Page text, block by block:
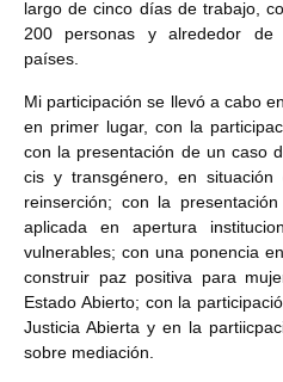
largo de cinco días de trabajo,
200 personas y alrededor de
países.
Mi participación se llevó a cabo
en primer lugar, con la
con la presentación de un caso
cis y transgénero, en situación
reinserción; con la
aplicada en apertura
vulnerables; con una ponencia
construir paz positiva para
Estado Abierto; con la
Justicia Abierta y en la
sobre mediación.